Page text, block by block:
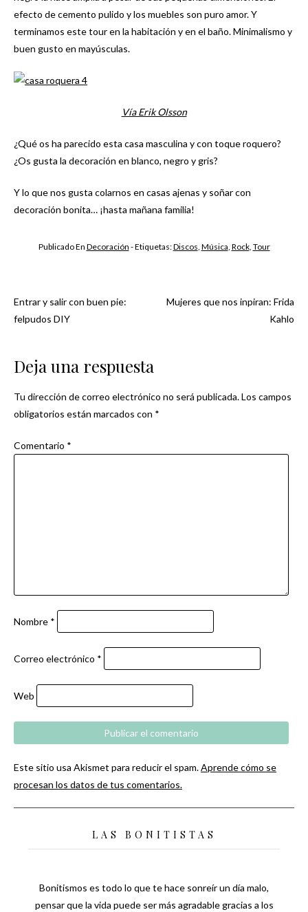
efecto de cemento pulido y los muebles son puro amor. Y
terminamos este tour en la habitación y en el baño. Minimalismo y
buen gusto en mayúsculas.
Vía Erik Olsson
¿Qué os ha parecido esta casa masculina y con toque roquero?
¿Os gusta la decoración en blanco, negro y gris?
Y lo que nos gusta colarnos en casas ajenas y soñar con
decoración bonita… ¡hasta mañana familia!
Publicado En Decoración - Etiquetas:Discos, Música, Rock, Tour
Navegación
Entrar y salir con buen pie:
felpudos DIY
Mujeres que nos inpiran: Frida
Kahlo
Deja una respuesta
Tu dirección de correo electrónico no será publicada.Los campos
obligatorios están marcados con *
Comentario *
Nombre *
Correo electrónico *
Web
Este sitio usa Akismet para reducir el spam.Aprende cómo se
procesan los datos de tus comentarios.
LAS BONITISTAS
Bonitismos es todo lo que te hace sonreír un día malo,
pensar que la vida puede ser más agradable gracias a los